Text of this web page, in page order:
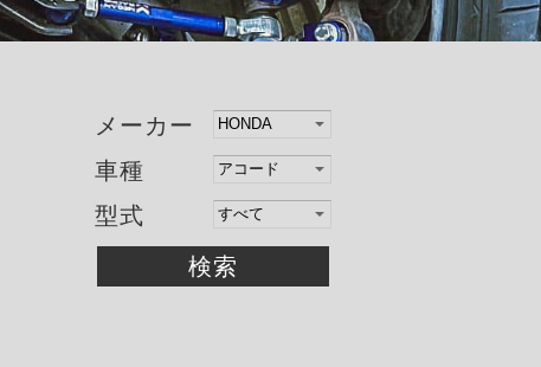
メーカー
車種
型式
検索